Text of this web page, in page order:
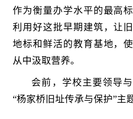
作为衡量办学水平的最高
利用好这批早期建筑，让
地标和鲜活的教育基地，
从中汲取营养。
会前，学校主要领导
“杨家桥旧址传承与保护”主